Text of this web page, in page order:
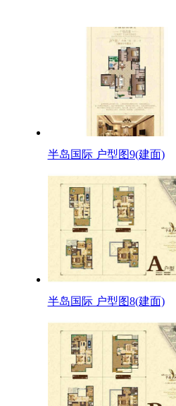
半岛国际 户型图9(建面)
半岛国际 户型图8(建面)